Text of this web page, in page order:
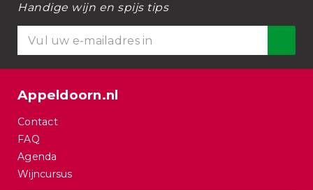
Handige wijn en spijs tips
Appeldoorn.nl
Contact
FAQ
Agenda
Wijncursus